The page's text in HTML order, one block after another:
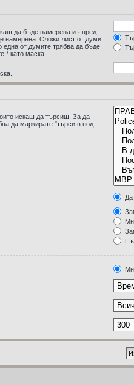
да бъде намерена и - пред
намерена. Сложи лист от думи
една от думите трябва да бъде
* като маска.
искаш да търсиш. За да
да маркирате "търси в под
Да